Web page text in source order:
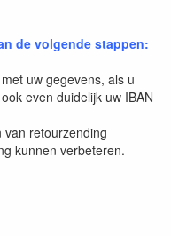
de volgende stappen:
uw gegevens, als u
even duidelijk uw IBAN
retourzending
kunnen verbeteren.